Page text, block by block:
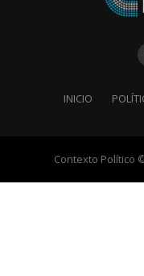
INICIO
Contexto Político